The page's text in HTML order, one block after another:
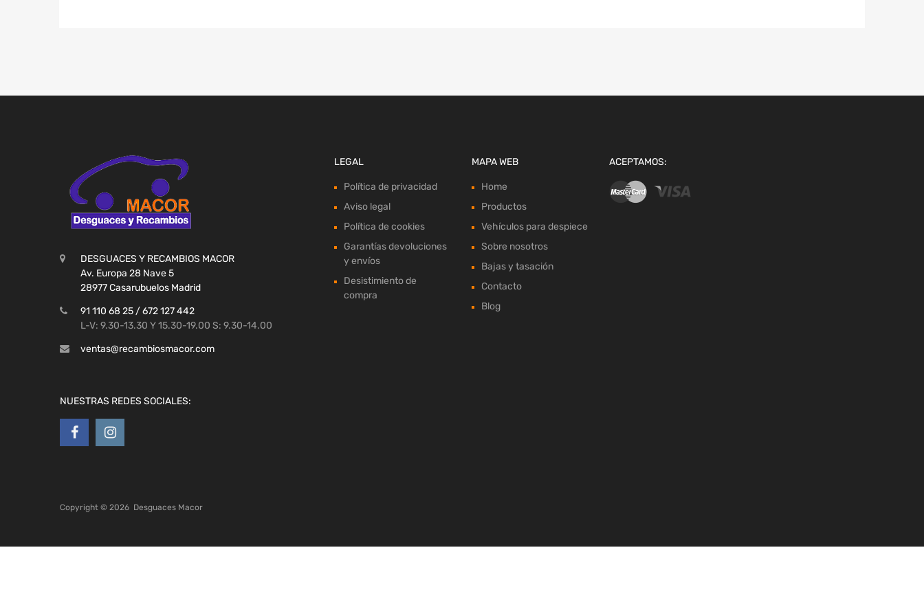
DESGUACES Y RECAMBIOS MACOR
Av. Europa 28 Nave 5
28977 Casarubuelos Madrid
91 110 68 25 / 672 127 442
L-V: 9.30-13.30 Y 15.30-19.00 S: 9.30-14.00
ventas@recambiosmacor.com
NUESTRAS REDES SOCIALES:
LEGAL
Política de privacidad
Aviso legal
Política de cookies
Garantías devoluciones
y envíos
Desistimiento de
compra
MAPA WEB
Home
Productos
Vehículos para despiece
Sobre nosotros
Bajas y tasación
Contacto
Blog
ACEPTAMOS:
Copyright © 2026 Desguaces Macor